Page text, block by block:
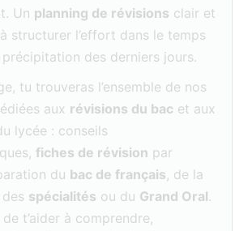
Un planning de révisions clair et
structurer l’effort dans le temps
des derniers jours.
tu trouveras l’ensemble de nos
aux révisions du bac et aux
lycée : conseils
fiches de révision par
du bac de français, de la
des spécialités ou du Grand Oral.
de t’aider à comprendre,